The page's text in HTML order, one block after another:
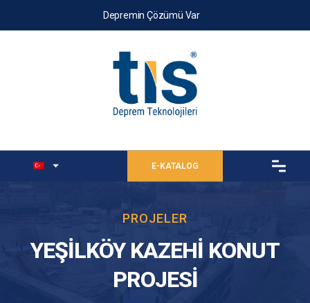
Depremin Çözümü Var
E-KATALOG
PROJELER
YEŞİLKÖY KAZEHİ KONUT
PROJESİ